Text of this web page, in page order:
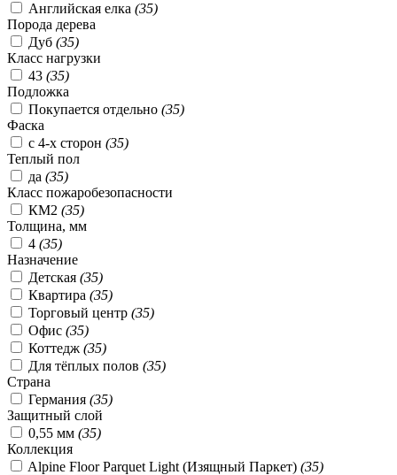
Английская елка (35)
Порода дерева
Дуб (35)
Класс нагрузки
43 (35)
Подложка
Покупается отдельно (35)
Фаска
с 4-х сторон (35)
Теплый пол
да (35)
Класс пожаробезопасности
КМ2 (35)
Толщина, мм
4 (35)
Назначение
Детская (35)
Квартира (35)
Торговый центр (35)
Офис (35)
Коттедж (35)
Для тёплых полов (35)
Страна
Германия (35)
Защитный слой
0,55 мм (35)
Коллекция
Alpine Floor Parquet Light (Изящный Паркет) (35)